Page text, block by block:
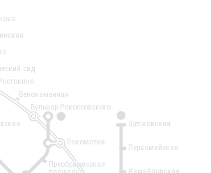
1
Локомотив
сад
Белокаменная
Щёлковская
Первомайская
Измайловская
Бульвар Рокоссовского
Преображенская